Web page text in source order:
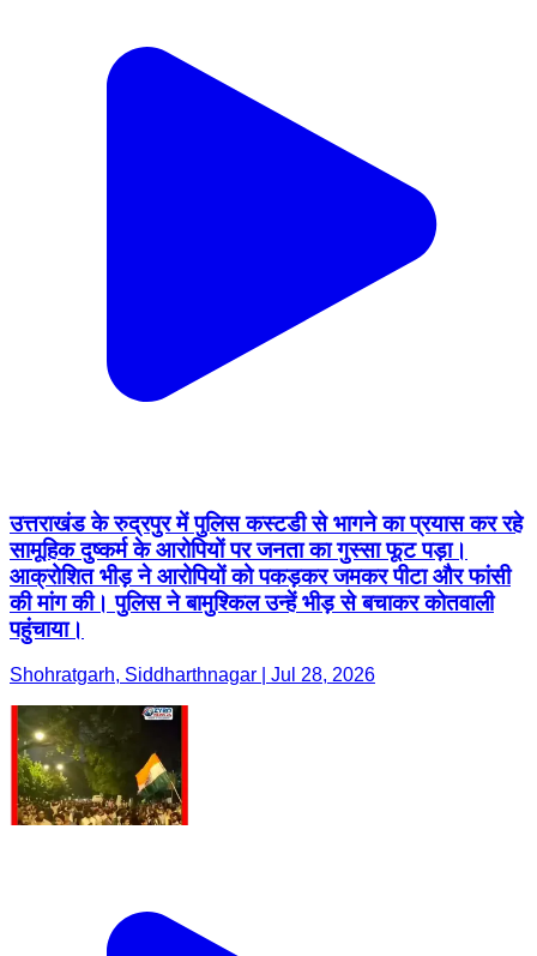
उत्तराखंड के रुद्रपुर में पुलिस कस्टडी से भागने का प्रयास कर रहे
सामूहिक दुष्कर्म के आरोपियों पर जनता का गुस्सा फूट पड़ा।
आक्रोशित भीड़ ने आरोपियों को पकड़कर जमकर पीटा और फांसी
की मांग की। पुलिस ने बामुश्किल उन्हें भीड़ से बचाकर कोतवाली
पहुंचाया।
Shohratgarh, Siddharthnagar | Jul 28, 2026